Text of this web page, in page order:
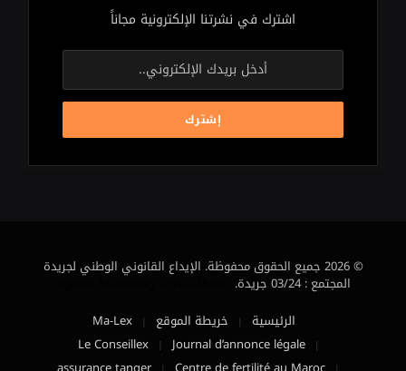
اشترك في نشرتنا الإلكترونية مجاناً
© 2026 جميع الحقوق محفوظة. الإيداع القانوني الوطني لجريدة
المجتمع : 03/24 جريدة.
Agence Marketing Digital Maroc
الرئيسية
خريطة الموقع
Ma-Lex
Journal d’annonce légale
Le Conseillex